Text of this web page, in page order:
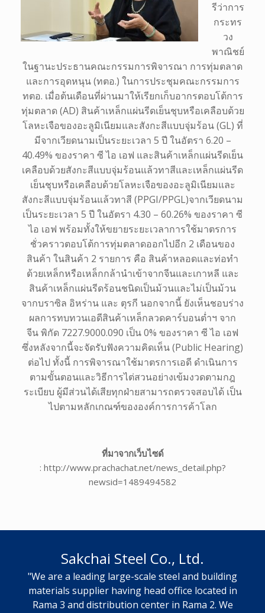
รีว่าการ
กระทร
วง
พาณิชย์
ในฐานะประธานคณะกรรมการพิจารณา การทุ่มตลาด
และการอุดหนุน (ทตอ.) ในการประชุมคณะกรรมการ
ทตอ. เมื่อต้นเดือนที่ผ่านมาให้เรียกเก็บอากรตอบโต้การ
ทุ่มตลาด (AD) สินค้าเหล็กแผ่นรีดเย็นชุบหรือเคลือบด้วย
โลหะเจือของอะลูมิเนียมและสังกะสีแบบจุ่มร้อน (GL) ที่
มีจากเวียดนามเป็นระยะเวลา 5 ปี ในอัตรา 6.20 –
40.49% ของราคา ซี ไอ เอฟ และสินค้าเหล็กแผ่นรีดเย็น
เคลือบด้วยสังกะสีแบบจุ่มร้อนแล้วทาสีและเหล็กแผ่นรีด
เย็นชุบหรือเคลือบด้วยโลหะเจือของอะลูมิเนียมและ
สังกะสีแบบจุ่มร้อนแล้วทาสี (PPGI/PPGL)จากเวียดนาม
เป็นระยะเวลา 5 ปี ในอัตรา 4.30 – 60.26% ของราคา ซี
ไอ เอฟ พร้อมทั้งให้ขยายระยะเวลาการใช้มาตรการ
ชั่วคราวตอบโต้การทุ่มตลาดออกไปอีก 2 เดือนของ
สินค้า ในสินค้า 2 รายการ คือ สินค้าหลอดและท่อทำ
ด้วยเหล็กหรือเหล็กกล้านำเข้าจากจีนและเกาหลี และ
สินค้าเหล็กแผ่นรีดร้อนชนิดเป็นม้วนและไม่เป็นม้วน
จากบราซิล อิหร่าน และ ตุรกี นอกจากนี้ ยังเห็นชอบร่าง
ผลการทบทวนเอดีสินค้าเหล็กลวดคาร์บอนต่ำฯ จาก
จีน พิกัด 7227.9000.090 เป็น 0% ของราคา ซี ไอ เอฟ
ซึ่งหลังจากนี้จะจัดรับฟังความคิดเห็น (Public Hearing)
ต่อไป ทั้งนี้ การพิจารณาใช้มาตรการเอดี ดำเนินการ
ตามขั้นตอนและวิธีการไต่สวนอย่างเข้มงวดตามกฎ
ระเบียบ ผู้มีส่วนได้เสียทุกฝ่ายสามารถตรวจสอบได้ เป็น
ไปตามหลักเกณฑ์ขององค์การการค้าโลก
ที่มาจากเว็บไซด์
: http://www.prachachat.net/news_detail.php?
newsid=1489494582
Sakchai Steel Co., Ltd.
"We are a leading large-scale steel and building
materials supplier having head office located in
Rama 3 and distribution center in Rama 2. We